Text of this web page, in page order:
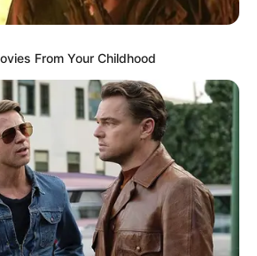
പിന്തുടര്‍ന്നാല്‍
പാര്‍ലമെന്റ
രാഷ്‌ട്രപതിയുടെ വാക്കുകളും
ഒന്നര മണിക്കൂറോളം
From Your Childhood